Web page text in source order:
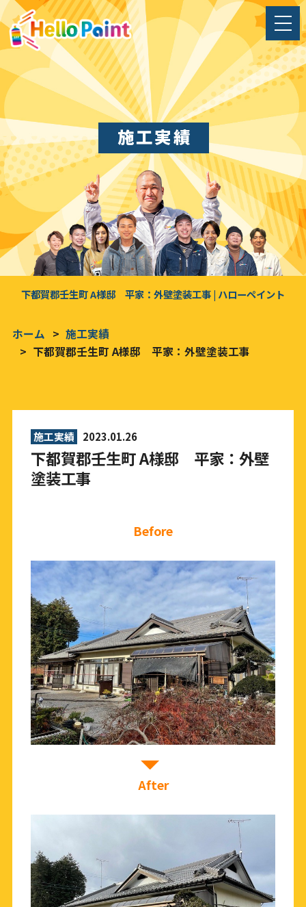
施工実績
下都賀郡壬生町 A様邸 平家：外壁塗装工事 | ハローペイント
ホーム
施工実績
下都賀郡壬生町 A様邸 平家：外壁塗装工事
施工実績 2023.01.26
下都賀郡壬生町 A様邸 平家：外壁
塗装工事
Before
After